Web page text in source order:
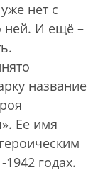
нет с
ней. И ещё –
название
Ее имя
годах.